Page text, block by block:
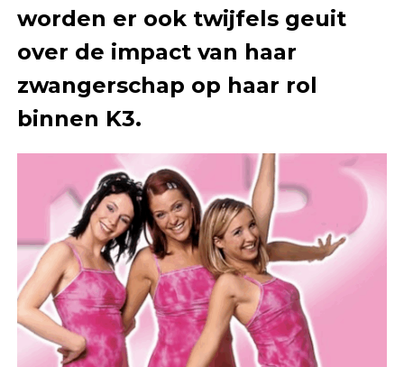
worden er ook twijfels geuit
over de impact van haar
zwangerschap op haar rol
binnen K3.